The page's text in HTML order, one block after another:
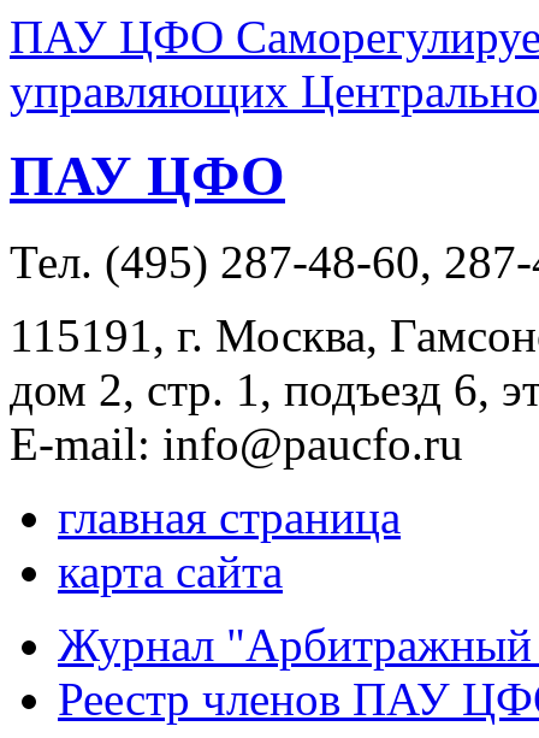
ПАУ ЦФО
управляющих
ПАУ ЦФО
Тел. (495) 287-48-60,
115191, г. Москва,
дом 2, стр. 1, подъезд 6,
E-mail: info@paucfo.ru
главная страница
карта сайта
Журнал
Реестр членов ПАУ